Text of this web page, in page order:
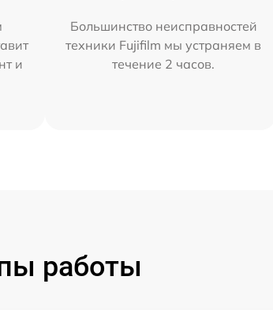
и
Большинство неисправностей
техники Fujifilm мы устраняем в
течение 2 часов.
работы